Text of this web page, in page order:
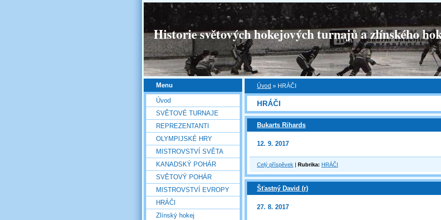
Historie světových hokejových turnajů a zlínského
Úvod » HRÁČI
HRÁČI
Bukarts Rihards
12. 9. 2017
Celý příspěvek | Rubrika: HRÁČI
Šťastný David (r)
27. 8. 2017
Menu
Úvod
SVĚTOVÉ TURNAJE
REPREZENTANTI
OLYMPIJSKÉ HRY
MISTROVSTVÍ SVĚTA
KANADSKÝ POHÁR
SVĚTOVÝ POHÁR
MISTROVSTVÍ EVROPY
HRÁČI
Zlínský hokej